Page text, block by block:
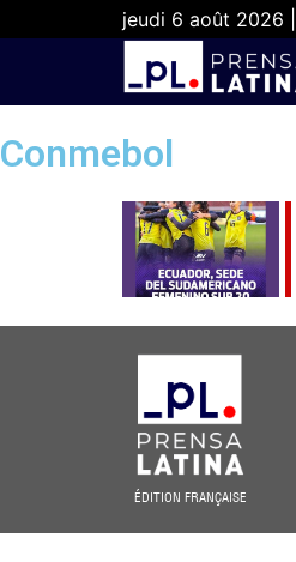
jeudi 6 août 2026 |
Conmebol
ÉDITION FRANÇAISE